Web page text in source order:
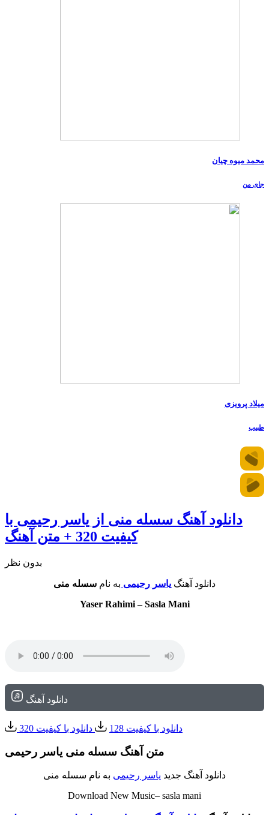
محمد میوه چیان
جای من
میلاد پرویزی
طبیب
دانلود آهنگ سسله منی از یاسر رحیمی با
کیفیت 320 + متن آهنگ
بدون نظر
دانلود آهنگ یاسر رحیمی به نام سسله منی
Yaser Rahimi – Sasla Mani
دانلود آهنگ
دانلود با کیفیت 128 دانلود با کیفیت 320
متن آهنگ سسله منی یاسر رحیمی
دانلود آهنگ جدید یاسر رحیمی به نام سسله منی
Download New Music– sasla mani